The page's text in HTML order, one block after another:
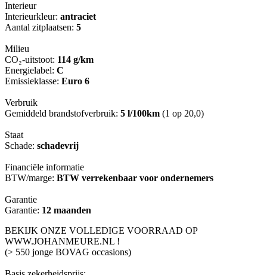
Interieur
Interieurkleur: antraciet
Aantal zitplaatsen: 5
Milieu
CO₂-uitstoot: 114 g/km
Energielabel: C
Emissieklasse: Euro 6
Verbruik
Gemiddeld brandstofverbruik: 5 l/100km (1 op 20,0)
Staat
Schade: schadevrij
Financiële informatie
BTW/marge: BTW verrekenbaar voor ondernemers
Garantie
Garantie: 12 maanden
BEKIJK ONZE VOLLEDIGE VOORRAAD OP
WWW.JOHANMEURE.NL !
(> 550 jonge BOVAG occasions)